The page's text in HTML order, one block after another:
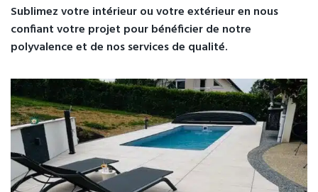
Sublimez votre intérieur ou votre extérieur en nous
confiant votre projet pour bénéficier de notre
polyvalence et de nos services de qualité.